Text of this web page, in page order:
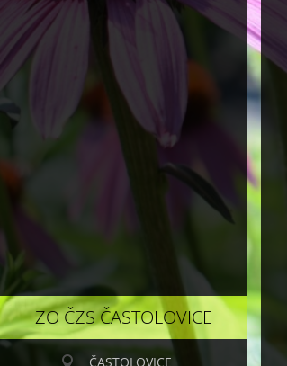
ZO ČZS ČASTOLOVICE
ČASTOLOVICE